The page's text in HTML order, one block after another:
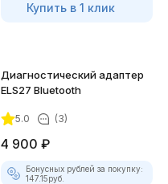
Купить в 1 клик
Диагностический адаптер
ELS27 Bluetooth
5.0 (3)
4 900 ₽
Бонусных рублей за покупку:
147.15руб.